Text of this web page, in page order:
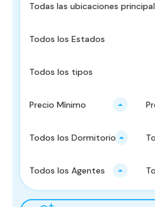
Todas las ubicaciones
Todos los Estados
Todos los tipos
Precio Mínimo
Todos los Dormitorios
Todos los Agentes